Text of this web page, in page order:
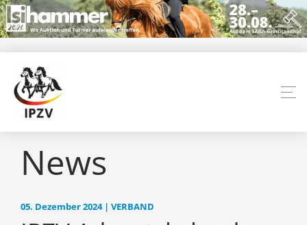
News
05. Dezember 2024 | VERBAND